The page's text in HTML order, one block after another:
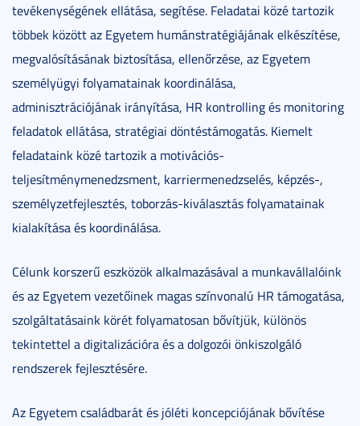
tevékenységének ellátása, segítése. Feladatai közé tartozik
többek között az Egyetem humánstratégiájának elkészítése,
megvalósításának biztosítása, ellenőrzése, az Egyetem
személyügyi folyamatainak koordinálása,
adminisztrációjának irányítása, HR kontrolling és monitoring
feladatok ellátása, stratégiai döntéstámogatás. Kiemelt
feladataink közé tartozik a motivációs-
teljesítménymenedzsment, karriermenedzselés, képzés-,
személyzetfejlesztés, toborzás-kiválasztás folyamatainak
kialakítása és koordinálása.
Célunk korszerű eszközök alkalmazásával a munkavállalóink
és az Egyetem vezetőinek magas színvonalú HR támogatása,
szolgáltatásaink körét folyamatosan bővítjük, különös
tekintettel a digitalizációra és a dolgozói önkiszolgáló
rendszerek fejlesztésére.
Az Egyetem családbarát és jóléti koncepciójának bővítése